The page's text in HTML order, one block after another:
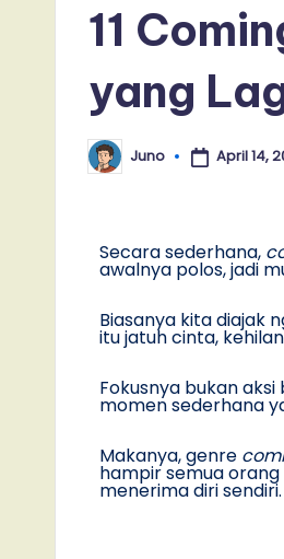
11
yang
Posted
by
Juno April 14,
Secara sederhana,
awalnya polos, jadi
Biasanya kita diajak
itu jatuh cinta,
Fokusnya bukan
momen sederhana
Makanya, genre
hampir semua
menerima diri sendiri.